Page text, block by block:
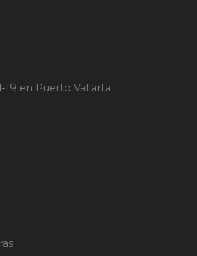
19 en Puerto Vallarta